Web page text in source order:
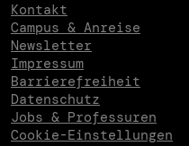
Kontakt
Campus & Anreise
Newsletter
Impressum
Barrierefreiheit
Datenschutz
Jobs & Professuren
Cookie-Einstellungen